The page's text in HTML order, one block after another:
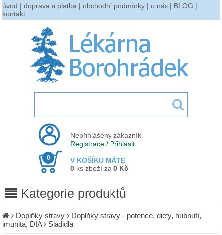
úvod | doprava a platba | obchodní podmínky | o nás | BLOG |
kontakt
Nepřihlášený zákazník
Registrace / Přihlásit
V KOŠÍKU MÁTE
0
0 ks zboží za 0 Kč
Kategorie produktů
Doplňky stravy
Doplňky stravy - potence, diety, hubnutí,
imunita, DIA
Sladidla